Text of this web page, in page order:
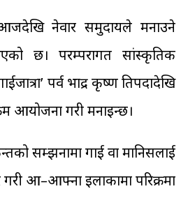
नेवार समुदायले मनाउने
छ। परम्परागत सांस्कृतिक
पर्व भाद्र कृष्ण प्रतिपदादेखि
आयोजना गरी मनाइन्छ।
सम्झनामा गाई वा मानिसलाई
गरी आ–आफ्ना इलाकामा परिक्रमा